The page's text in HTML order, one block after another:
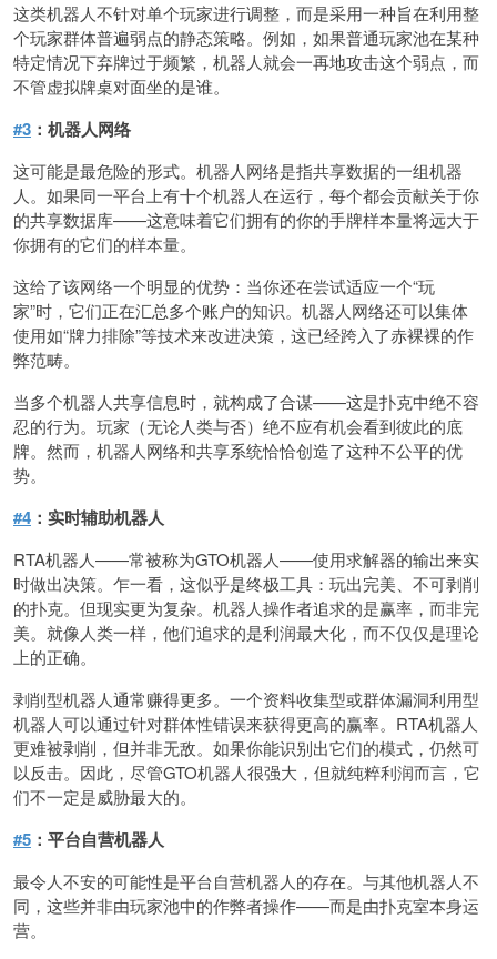
这类机器人不针对单个玩家进行调整，而是采用一种旨在利用整
个玩家群体普遍弱点的静态策略。例如，如果普通玩家池在某种
特定情况下弃牌过于频繁，机器人就会一再地攻击这个弱点，而
不管虚拟牌桌对面坐的是谁。
#3 ：机器人网络
这可能是最危险的形式。机器人网络是指共享数据的一组机器
人。如果同一平台上有十个机器人在运行，每个都会贡献关于你
的共享数据库——这意味着它们拥有的你的手牌样本量将远大于
你拥有的它们的样本量。
这给了该网络一个明显的优势：当你还在尝试适应一个“玩
家”时，它们正在汇总多个账户的知识。机器人网络还可以集体
使用如“牌力排除”等技术来改进决策，这已经跨入了赤裸裸的作
弊范畴。
当多个机器人共享信息时，就构成了合谋——这是扑克中绝不容
忍的行为。玩家（无论人类与否）绝不应有机会看到彼此的底
牌。然而，机器人网络和共享系统恰恰创造了这种不公平的优
势。
#4 ：实时辅助机器人
RTA机器人——常被称为GTO机器人——使用求解器的输出来实
时做出决策。乍一看，这似乎是终极工具：玩出完美、不可剥削
的扑克。但现实更为复杂。机器人操作者追求的是赢率，而非完
美。就像人类一样，他们追求的是利润最大化，而不仅仅是理论
上的正确。
剥削型机器人通常赚得更多。一个资料收集型或群体漏洞利用型
机器人可以通过针对群体性错误来获得更高的赢率。RTA机器人
更难被剥削，但并非无敌。如果你能识别出它们的模式，仍然可
以反击。因此，尽管GTO机器人很强大，但就纯粹利润而言，它
们不一定是威胁最大的。
#5 ：平台自营机器人
最令人不安的可能性是平台自营机器人的存在。与其他机器人不
同，这些并非由玩家池中的作弊者操作——而是由扑克室本身运
营。